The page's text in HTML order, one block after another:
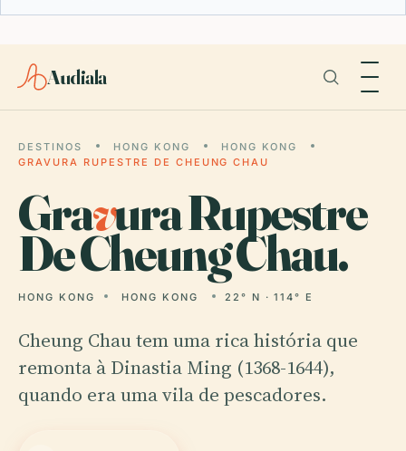
Audiala
DESTINOS HONG KONG
HONG KONG
GRAVURA RUPESTRE DE CHEUNG CHAU
Gravura Rupestre
De Cheung Chau.
HONG KONG HONG KONG 22° N · 114° E
Cheung Chau tem uma rica história que
remonta à Dinastia Ming (1368-1644),
quando era uma vila de pescadores.